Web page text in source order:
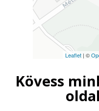
Leaflet| ©
Kövess